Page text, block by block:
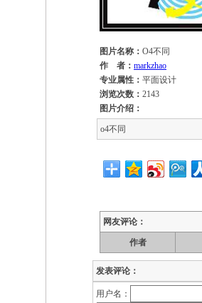
图片名称： O4不同
作 者： markzhao
专业属性： 平面设计
浏览次数： 2143
图片介绍：
o4不同
网友评论：
作者
发表评论：
用户名：